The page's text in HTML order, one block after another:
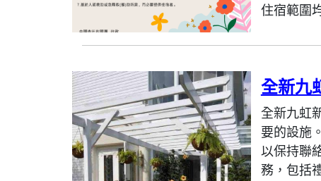
住宿範圍
全新九
全新九虹
要的設施
以保持聯
務，包括